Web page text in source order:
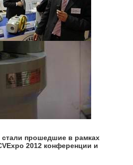
прошедшие в рамках
2012 конференции и